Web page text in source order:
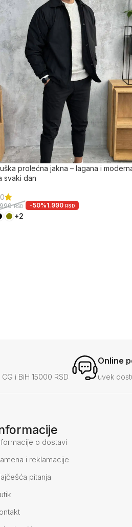
prolećna jakna – lagana i
svaki dan
RSD -50%1.990 RSD
+2
i BiH 15000 RSD
Online
uvek
o dostavi
i reklamacije
pitanja